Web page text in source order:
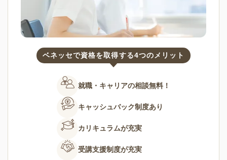
ベネッセで資格を取得する4つのメリット
就職・キャリアの相談無料！
キャッシュバック制度あり
カリキュラムが充実
受講支援制度が充実